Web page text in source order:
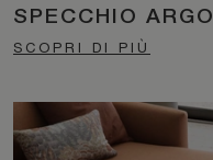
SPECCHIO ARGO
SCOPRI DI PIÙ